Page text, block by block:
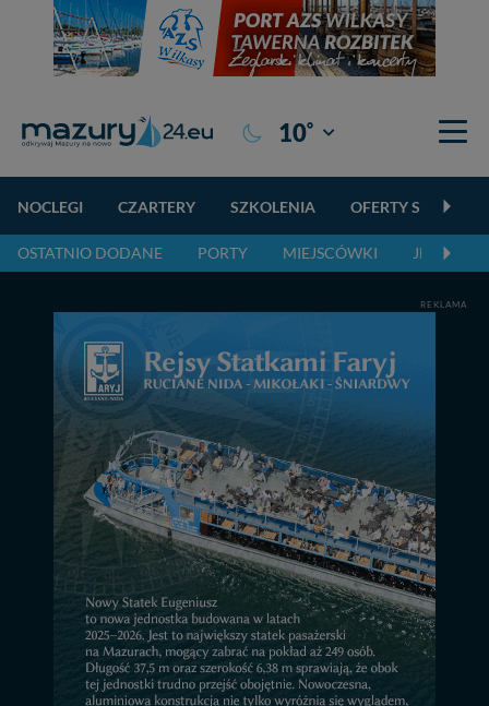
10° Giżycko
NOCLEGI CZARTERY SZKOLENIA OFERTY
OSTATNIO DODANE PORTY MIEJSCÓWKI JEZIORA,
REKLAMA